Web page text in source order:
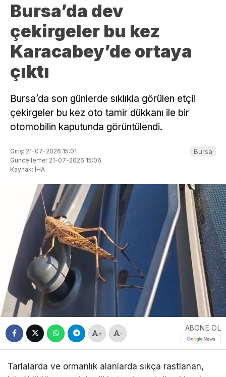
Bursa’da dev
çekirgeler bu kez
Karacabey’de ortaya
çıktı
Bursa’da son günlerde sıklıkla görülen etçil
çekirgeler bu kez oto tamir dükkanı ile bir
otomobilin kaputunda görüntülendi.
Giriş: 21-07-2026 15:01
Güncelleme: 21-07-2026 15:06
Kaynak: İHA
Bursa
+ -
ABONE OL
Tarlalarda ve ormanlık alanlarda sıkça rastlanan,